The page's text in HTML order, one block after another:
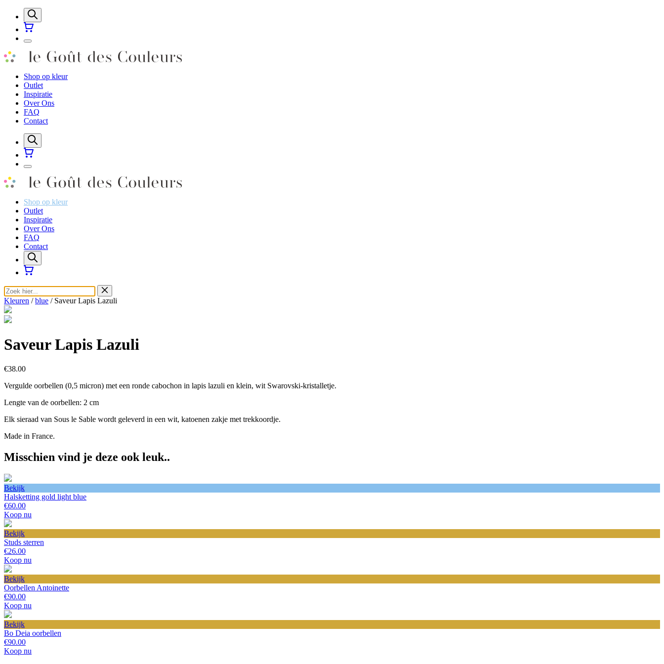
Shop op kleur
Outlet
Inspiratie
Over Ons
FAQ
Contact
Shop op kleur
Outlet
Inspiratie
Over Ons
FAQ
Contact
Kleuren /blue / Saveur Lapis Lazuli
Saveur Lapis Lazuli
€38.00
Vergulde oorbellen (0,5 micron) met een ronde cabochon in lapis lazuli en klein, wit Swarovski-kristalletje.
Lengte van de oorbellen: 2 cm
Elk sieraad van Sous le Sable wordt geleverd in een wit, katoenen zakje met trekkoordje.
Made in France.
Misschien vind je deze ook leuk..
Bekijk
Halsketting gold light blue
€60.00
Koop nu
Bekijk
Studs sterren
€26.00
Koop nu
Bekijk
Oorbellen Antoinette
€90.00
Koop nu
Bekijk
Bo Deia oorbellen
€90.00
Koop nu